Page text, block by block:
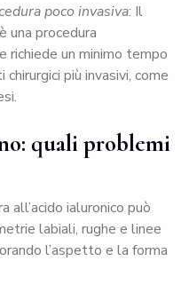
poco invasiva: Il
una procedura
richiede un minimo tempo
più invasivi, come
quali problemi
ialuronico può
labiali, rughe e linee
l’aspetto e la forma